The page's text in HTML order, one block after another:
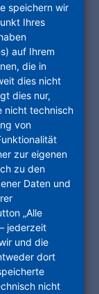
iframe
haben.
Dies
bei
von
1 lit. a)
Ihrer
in die
speichern wir
Ihres
auf Ihrem
die in
dies nicht
dies nur,
nicht technisch
von
zur eigenen
zu den
Daten und
„Alle
jederzeit
und die
dort
nicht